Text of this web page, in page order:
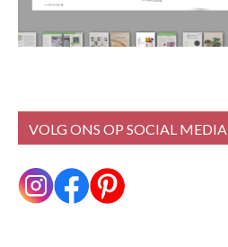
VOLG ONS OP SOCIAL MEDIA